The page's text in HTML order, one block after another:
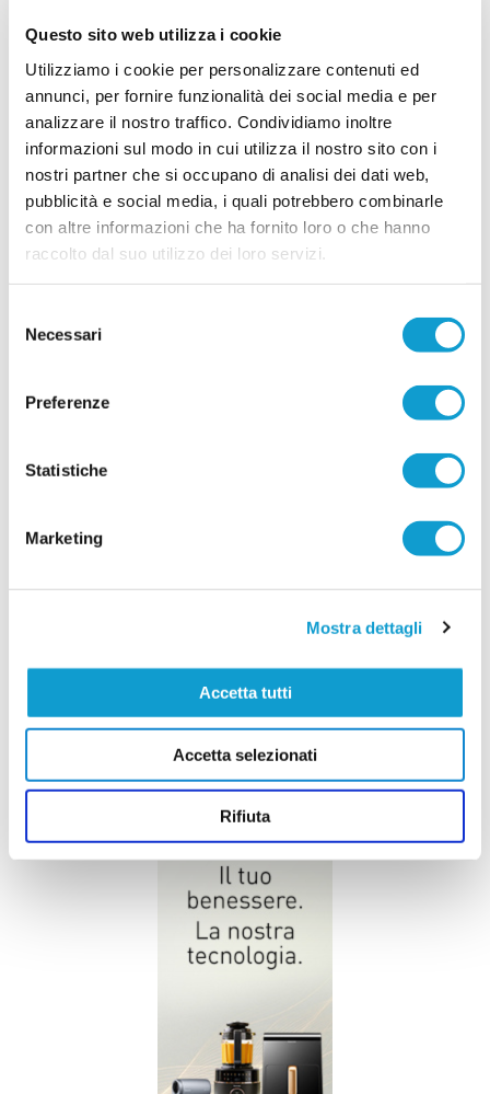
Questo sito web utilizza i cookie
Utilizziamo i cookie per personalizzare contenuti ed
annunci, per fornire funzionalità dei social media e per
analizzare il nostro traffico. Condividiamo inoltre
informazioni sul modo in cui utilizza il nostro sito con i
nostri partner che si occupano di analisi dei dati web,
pubblicità e social media, i quali potrebbero combinarle
con altre informazioni che ha fornito loro o che hanno
raccolto dal suo utilizzo dei loro servizi.
delNecessari
Preferenze
Statistiche
Marketing
Mostra dettagli
Accetta tutti
Accetta selezionati
Rifiuta